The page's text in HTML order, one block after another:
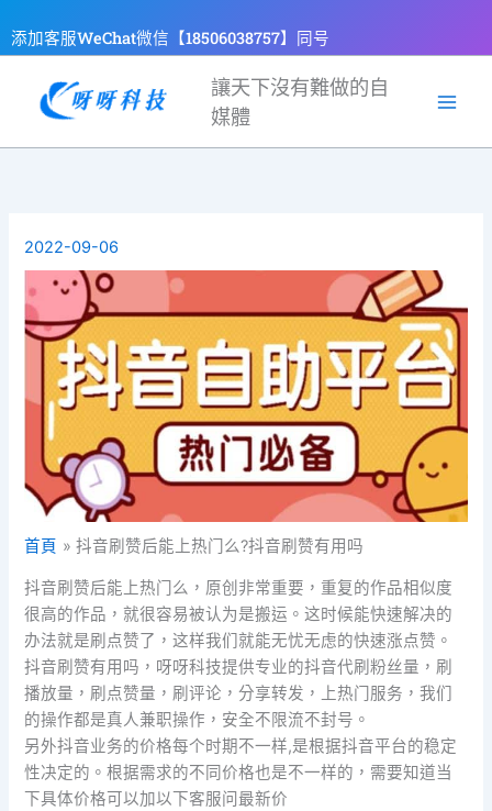
至
容
添加客服WeChat微信【18506038757】同号
讓天下沒有難做的自
媒體
2022-09-06
首頁 抖音刷赞后能上热门么?抖音刷赞有用吗
抖音刷赞后能上热门么，原创非常重要，重复的作品相似度
很高的作品，就很容易被认为是搬运。这时候能快速解决的
办法就是刷点赞了，这样我们就能无忧无虑的快速涨点赞。
抖音刷赞有用吗，呀呀科技提供专业的抖音代刷粉丝量，刷
播放量，刷点赞量，刷评论，分享转发，上热门服务，我们
的操作都是真人兼职操作，安全不限流不封号。
另外抖音业务的价格每个时期不一样,是根据抖音平台的稳定
性决定的。根据需求的不同价格也是不一样的，需要知道当
下具体价格可以加以下客服问最新价